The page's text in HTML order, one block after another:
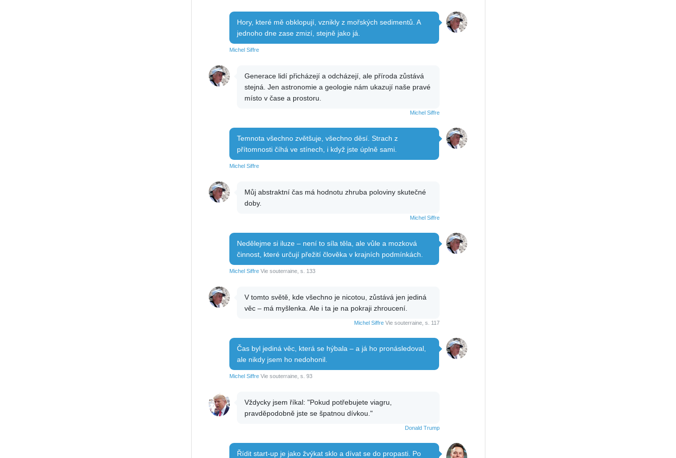
Hory, které mě obklopují, vznikly z mořských sedimentů. A
jednoho dne zase zmizí, stejně jako já.
Michel Siffre
Generace lidí přicházejí a odcházejí, ale příroda zůstává
stejná. Jen astronomie a geologie nám ukazují naše pravé
místo v čase a prostoru.
Michel Siffre
Temnota všechno zvětšuje, všechno děsí. Strach z
přítomnosti číhá ve stínech, i když jste úplně sami.
Michel Siffre
Můj abstraktní čas má hodnotu zhruba poloviny skutečné
doby.
Michel Siffre
Nedělejme si iluze – není to síla těla, ale vůle a mozková
činnost, které určují přežití člověka v krajních podmínkách.
Michel SiffreVie souterraine, s. 133
V tomto světě, kde všechno je nicotou, zůstává jen jediná
věc – má myšlenka. Ale i ta je na pokraji zhroucení.
Michel SiffreVie souterraine, s. 117
Čas byl jediná věc, která se hýbala – a já ho pronásledoval,
ale nikdy jsem ho nedohonil.
Michel SiffreVie souterraine, s. 93
Vždycky jsem říkal: "Pokud potřebujete viagru,
pravděpodobně jste se špatnou dívkou."
Donald Trump
Řídit start-up je jako žvýkat sklo a dívat se do propasti. Po